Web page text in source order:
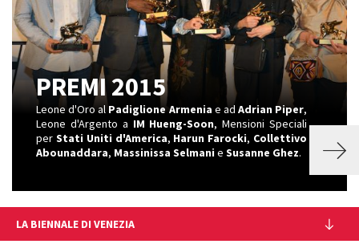
PREMI 2015
Leone d'Oro alPadiglione Armenia e ad Adrian Piper,
Leone d'Argento a IM Hueng-Soon, Mensioni Speciali
per Stati Uniti d'America, Harun Farocki, Collettivo
Abounaddara, Massinissa Selmanie Susanne Ghez.
LA BIENNALE DI VENEZIA